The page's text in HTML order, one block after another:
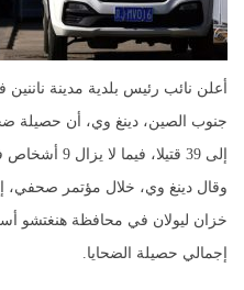
أعلن نائب رئيس بلدية مدينة
جنوب الصين، دينغ وي، أن حصيلة
إلى 39 قتيلا، فيما لا يزال 9 أشخاص في عداد المفقودين.
وقال دينغ وي، خلال مؤتمر صحفي،
إجمالي حصيلة الضحايا.